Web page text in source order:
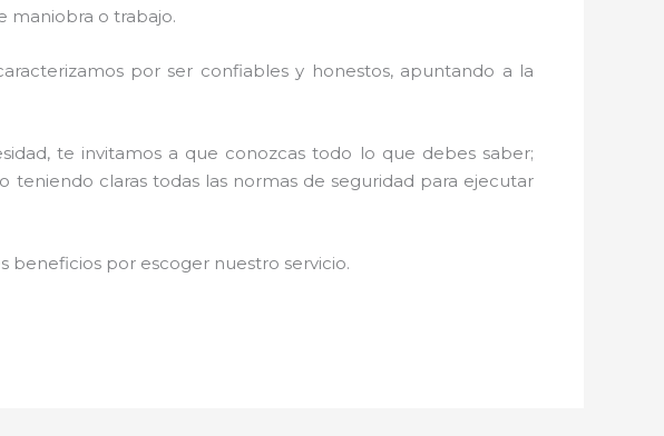
maniobra o trabajo.
por ser confiables y honestos, apuntando a la
te invitamos a que conozcas todo lo que debes saber;
teniendo claras todas las normas de seguridad para ejecutar
beneficios por escoger nuestro servicio.